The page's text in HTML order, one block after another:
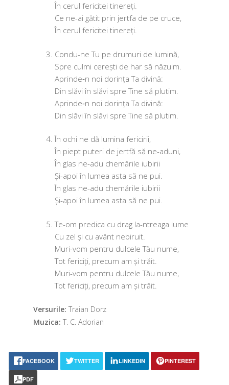
În cerul feri­ci­tei tinereți.
Ce ne-ai gătit prin jert­fa de pe cruce,
În cerul feri­ci­tei tinereți.
Condu-ne Tu pe dru­muri de lumină,
Spre culmi cerești de har să năzuim.
Aprinde‑n noi dorin­ța Ta divină:
Din slă­vi în slă­vi spre Tine să plutim.
Aprinde‑n noi dorin­ța Ta divină:
Din slă­vi în slă­vi spre Tine să plutim.
În ochi ne dă lumi­na fericirii,
În piept puteri de jert­fă să ne-aduni,
În glas ne-adu che­mă­ri­le iubirii
Și-apoi în lumea asta să ne pui.
În glas ne-adu che­mă­ri­le iubirii
Și-apoi în lumea asta să ne pui.
Te-om pre­di­ca cu drag la-ntrea­ga lume
Cu zel și cu avânt nebiruit.
Muri-vom pen­tru dul­ce­le Tău nume,
Tot feri­ciți, pre­cum am și trăit.
Muri-vom pen­tru dul­ce­le Tău nume,
Tot feri­ciți, pre­cum am și trăit.
Versurile: Traian Dorz
Muzica: T. C. Adorian
FACEBOOK TWITTER LINKEDIN PINTEREST
PDF